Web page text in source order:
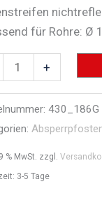
für Rohre: Ø
+
430_186G
% MwSt. zzgl.
3-5 Tage